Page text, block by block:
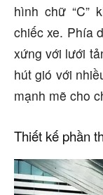
hình chữ “C”
chiếc xe. Phía
xứng với lưới
hút gió với
mạnh mẽ cho
Thiết kế phần